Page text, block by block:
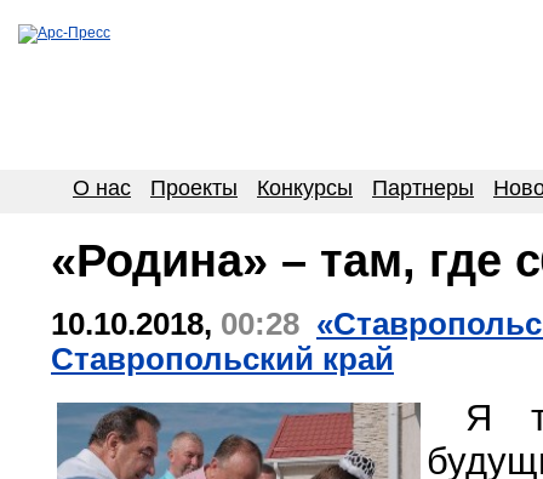
О нас Проекты Конкурсы Партнеры
«Родина» – там, где
10.10.2018, 00:28
Ставропольский край
Я